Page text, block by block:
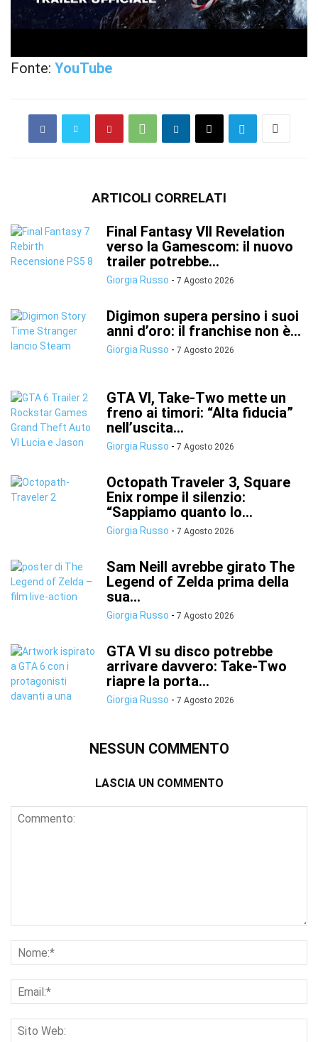
Fonte: YouTube
ARTICOLI CORRELATI
Final Fantasy VII Revelation
verso la Gamescom: il nuovo
trailer potrebbe...
Giorgia Russo - 7 Agosto 2026
Digimon supera persino i suoi
anni d’oro: il franchise non è...
Giorgia Russo - 7 Agosto 2026
GTA VI, Take-Two mette un
freno ai timori: “Alta fiducia”
nell’uscita...
Giorgia Russo - 7 Agosto 2026
Octopath Traveler 3, Square
Enix rompe il silenzio:
“Sappiamo quanto lo...
Giorgia Russo - 7 Agosto 2026
Sam Neill avrebbe girato The
Legend of Zelda prima della
sua...
Giorgia Russo - 7 Agosto 2026
GTA VI su disco potrebbe
arrivare davvero: Take-Two
riapre la porta...
Giorgia Russo - 7 Agosto 2026
NESSUN COMMENTO
LASCIA UN COMMENTO